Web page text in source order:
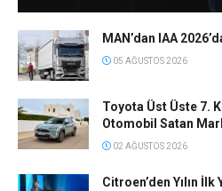
MAN’dan IAA
05 AĞUSTOS 2026
Toyota Üst Üste 7.
Otomobil Satan
02 AĞUSTOS 2026
Citroen’den Yılın İlk